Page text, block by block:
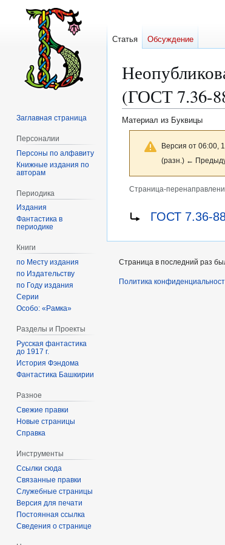
(ГОСТ 7.36-
Материал из Буквицы
Версия от 06:00,
(разн.) ←
Страница-
Перенаправление на:
ГОСТ 7.36-
Статья Обсуждение
Заглавная страница
Персоналии
Персоны по алфавиту
Книжные издания по
авторам
Периодика
Издания
Фантастика в
периодике
Книги
по Месту издания
по Издательству
по Году издания
Серии
Особо: «Рамка»
Разделы и Проекты
Русская фантастика
до 1917 г.
История Фэндома
Фантастика Башкирии
Разное
Свежие правки
Новые страницы
Справка
Инструменты
Ссылки сюда
Связанные правки
Служебные страницы
Версия для печати
Постоянная ссылка
Сведения о странице
Страница в последний раз
Политика